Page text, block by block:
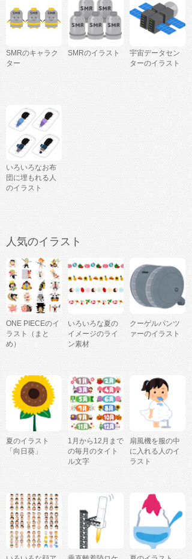
SMRのキャラク
ター
SMRのイラスト
宇宙データセン
ターのイラスト
いろいろなお布
団に埋もれる人
のイラスト
人気のイラスト
ONE PIECEのイ
ラスト（まと
め）
いろいろな夏の
イメージのライ
ン素材
クーゲルパンツ
ァーのイラスト
夏のイラスト
「向日葵」
1月から12月まで
の毎月のタイト
ル文字
扇風機を服の中
に入れる人のイ
ラスト